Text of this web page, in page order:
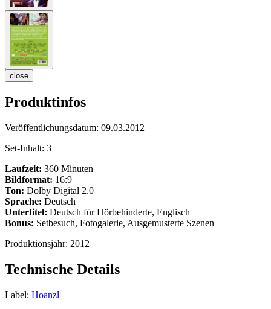
close
Produktinfos
Veröffentlichungsdatum: 09.03.2012
Set-Inhalt: 3
Laufzeit: 360 Minuten
Bildformat: 16:9
Ton: Dolby Digital 2.0
Sprache: Deutsch
Untertitel: Deutsch für Hörbehinderte, Englisch
Bonus: Setbesuch, Fotogalerie, Ausgemusterte Szenen
Produktionsjahr: 2012
Technische Details
Label: Hoanzl